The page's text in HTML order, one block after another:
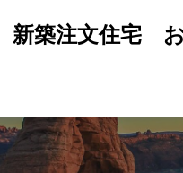
新築注文住宅